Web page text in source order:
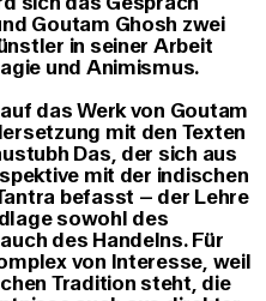
Goutam Ghosh zwei
in seiner Arbeit
und Animismus.
das Werk von Goutam
mit den Texten
Das, der sich aus
mit der indischen
befasst – der Lehre
sowohl des
des Handelns. Für
von Interesse, weil
Tradition steht, die